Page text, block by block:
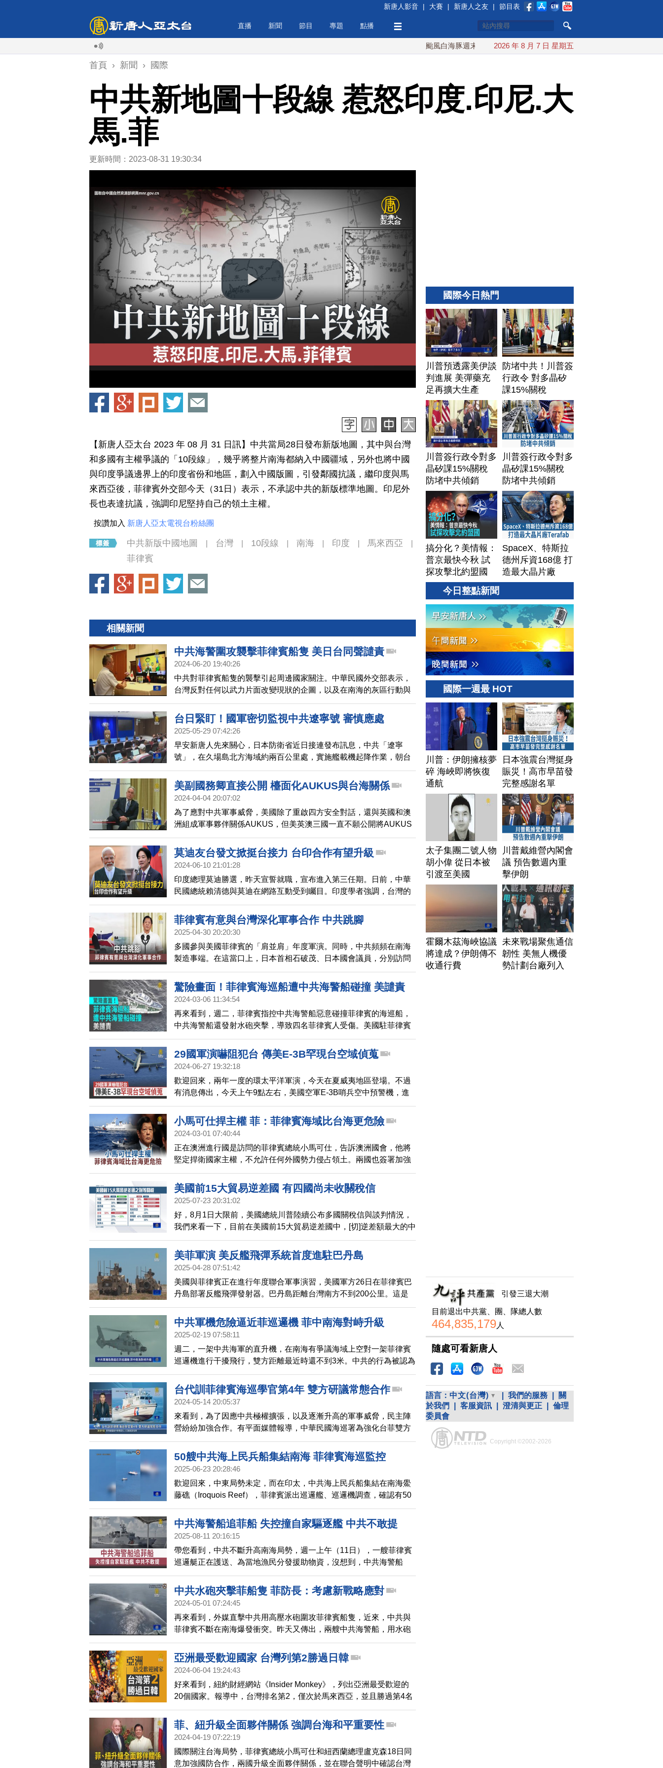
新唐人影音 | 大賽 | 新唐人之友 | 節目表
直播 新聞 節目 專題 點播
颱風白海豚週末最接近台灣 最快9日可能登陸中國
2026 年 8 月 7 日 星期五
首頁 › 新聞 › 國際
中共新地圖十段線 惹怒印度.印尼.大
馬.菲
更新時間：2023-08-31 19:30:34
【新唐人亞太台 2023 年 08 月 31 日訊】中共當局28日發布新版地圖，其中與台灣
和多國有主權爭議的「10段線」，幾乎將整片南海都納入中國疆域，另外也將中國
與印度爭議邊界上的印度省份和地區，劃入中國版圖，引發鄰國抗議，繼印度與馬
來西亞後，菲律賓外交部今天（31日）表示，不承認中共的新版標準地圖。印尼外
長也表達抗議，強調印尼堅持自己的領土主權。
按讚加入 新唐人亞太電視台粉絲團
中共新版中國地圖 台灣 10段線 南海 印度 馬來西亞
菲律賓
相關新聞
中共海警圍攻襲擊菲律賓船隻 美日台同聲譴責
2024-06-20 19:40:26
中共對菲律賓船隻的襲擊引起周邊國家關注。中華民國外交部表示，
台灣反對任何以武力片面改變現狀的企圖，以及在南海的灰區行動與
軍事脅迫。美國國務卿布林肯也與菲律賓外長通話，譴責中共破壞區
域和平穩定，並重申美國根據《共同防禦條約》對菲律賓的堅定承
諾。此外，日本自衛隊統合幕僚長吉田圭秀，也與菲律賓參謀總長進
隊始終站在菲律賓這邊，並將深化與菲律賓及理念相近國家的合作。
台日緊盯！國軍密切監視中共遼寧號 審慎應處
2025-05-29 07:42:26
早安新唐人先來關心，日本防衛省近日接連發布訊息，中共「遼寧
號」，在久場島北方海域約兩百公里處，實施艦載機起降作業，朝台
灣東部外海西太平洋前進。
美副國務卿直接公開 檯面化AUKUS與台海關係
2024-04-04 20:07:02
為了應對中共軍事威脅，美國除了重啟四方安全對話，還與英國和澳
洲組成軍事夥伴關係AUKUS，但美英澳三國一直不願公開將AUKUS
與台海局勢相互連結。不過，美國副國務卿坎貝爾3號罕見表明，
AUKUS的能力，可以促進台海和平穩定。
莫迪友台發文掀挺台接力 台印合作有望升級
2024-06-10 21:01:28
印度總理莫迪勝選，昨天宣誓就職，宣布進入第三任期。日前，中華
民國總統賴清德與莫迪在網路互動受到矚目。印度學者強調，台灣的
自治地位及防衛，都攸關印度利益，雙方的關係應該超越經濟領域。
菲律賓有意與台灣深化軍事合作 中共跳腳
2025-04-30 20:20:30
多國參與美國菲律賓的「肩並肩」年度軍演。同時，中共頻頻在南海
製造事端。在這當口上，日本首相石破茂、日本國會議員，分別訪問
菲律賓與台灣。接著，菲律賓表態準備與台灣深化軍事合作，並正在
洽談軍艦通過台海常態化，被認為菲國在安全戰略出現重大轉變。菲
律賓海軍發言人首次公開承認與台灣的軍事接觸，還透露這意味距聯
涉，要求遵照中共所謂一中原則，停止與台灣官方往來。而早先菲律
賓總統府已發佈通告，要放寬菲律賓官員與台灣交流的嚴格限制，擴
大吸引台灣投資與發展經貿合作的機
驚險畫面！菲律賓海巡船遭中共海警船碰撞 美譴責
2024-03-06 11:34:54
再來看到，週二，菲律賓指控中共海警船惡意碰撞菲律賓的海巡船，
中共海警船還發射水砲夾擊，導致四名菲律賓人受傷。美國駐菲律賓
大使譴責中共的危險行徑。
29國軍演嚇阻犯台 傳美E-3B罕現台空域偵蒐
2024-06-27 19:32:18
歡迎回來，兩年一度的環太平洋軍演，今天在夏威夷地區登場。不過
有消息傳出，今天上午9點左右，美國空軍E-3B哨兵空中預警機，進
入台灣西南空域。中華民國空軍前副司令張延廷中將分析，美軍E-3B
空中預警機很少到台灣空域，如果屬實，可能是要執行戰略廣域偵
蒐。
小馬可仕捍主權 菲：菲律賓海域比台海更危險
2024-03-01 07:40:44
正在澳洲進行國是訪問的菲律賓總統小馬可仕，告訴澳洲國會，他將
堅定捍衛國家主權，不允許任何外國勢力侵占領土。兩國也簽署加強
海上安全合作的協議。另外，菲律賓駐美國大使周三表示，亞洲軍事
衝突真正的爆發點在於西菲律賓海，而不是台灣海峽。
美國前15大貿易逆差國 有四國尚未收關稅信
2025-07-23 20:31:02
好，8月1日大限前，美國總統川普陸續公布多國關稅信與談判情況，
我們來看一下，目前在美國前15大貿易逆差國中，[切]逆差額最大的中
國，目前是已在稀土相關議題上達成協議，預計7月28日將在瑞典進
行談判，最終稅率還沒有公布。另外，歐盟和墨西哥是30%，越南
20%，貿易逆差排名第五的台灣還沒有被公布。日本關稅則是從25%
沒有收到關稅信的國家，包括，台灣、印度、泰國、瑞士，四月份最
初公布的關稅稅率都在26%到36%之間，現在要爭取在8月1日前，達
成貿易
美菲軍演 美反艦飛彈系統首度進駐巴丹島
2025-04-28 07:51:42
美國與菲律賓正在進行年度聯合軍事演習，美國軍方26日在菲律賓巴
丹島部署反艦飛彈發射器。巴丹島距離台灣南方不到200公里。這是
這款新型武器首度部署此地。
中共軍機危險逼近菲巡邏機 菲中南海對峙升級
2025-02-19 07:58:11
週二，一架中共海軍的直升機，在南海有爭議海域上空對一架菲律賓
巡邏機進行干擾飛行，雙方距離最近時還不到3米。中共的行為被認為
是破壞南海穩定行動的升級。
台代訓菲律賓海巡學官第4年 雙方研議常態合作
2024-05-14 20:05:37
來看到，為了因應中共極權擴張，以及逐漸升高的軍事威脅，民主陣
營紛紛加強合作。有平面媒體報導，中華民國海巡署為強化台菲雙方
海事安全等合作，2020年起推動「台菲海巡合作備忘錄」，並且從
2021年起，代訓菲律賓海巡署學官至今，雖然檯面上沒有正式合作關
係，但檯面下互動頻繁。據了解，雙方正在研議逐步建立常態化機
50艘中共海上民兵船集結南海 菲律賓海巡監控
2025-06-23 20:28:46
歡迎回來，中東局勢未定，而在印太，中共海上民兵船集結在南海鱟
藤礁（Iroquois Reef），菲律賓派出巡邏艦、巡邏機調查，確認有50
艘船隻，菲律賓海巡透過無線電警告中共民兵船，但未獲回應。海巡
指出，中共民兵船位置，在巴拉望島外海約130海浬，侵犯菲國專屬
經濟海域主權，將依據國際法，並採取不升高情勢的方式監控應對。
中共海警船追菲船 失控撞自家驅逐艦 中共不敢提
2025-08-11 20:16:15
帶您看到，中共不斷升高南海局勢，週一上午（11日），一艘菲律賓
巡邏艇正在護送、為當地漁民分發援助物資，沒想到，中共海警船
3104號，在黃岩島附近高速追擊菲方巡邏艇，卻不慎撞到自家的中共
海軍驅逐艦「桂林號」164，導致海警船嚴重受損無法航行、人員落
水。菲方當下主動提議協助，但未獲中方船員回應。事發前，中共海
發言人也大器發言，希望受傷的中共海警人員能迅速復原，獲得妥善
治療。不過，中共海警局對於菲媒報導的這起碰撞事件隻字未提。
中共水砲夾擊菲船隻 菲防長：考慮新戰略應對
2024-05-01 07:24:45
再來看到，外媒直擊中共用高壓水砲圍攻菲律賓船隻，近來，中共與
菲律賓不斷在南海爆發衝突。昨天又傳出，兩艘中共海警船，用水砲
夾擊菲律賓海岸防衛隊船隻，導致船身受損，讓南海局勢再度升溫。
菲律賓國防部長週二指出，由於中共當局在南海的挑釁日益猖獗，菲
律賓正在考慮採取新的戰略應對。
亞洲最受歡迎國家 台灣列第2勝過日韓
2024-06-04 19:24:43
好來看到，紐約財經網站《Insider Monkey》，列出亞洲最受歡迎的
20個國家。報導中，台灣排名第2，僅次於馬來西亞，並且勝過第4名
的日本及第6名的韓國。報導指出，台灣是高度發展的自由市場經濟
體，強調台灣是「亞洲最民主的國家」，友善度也名列前茅，對外國
人相當熱情。這些因素，使台灣成為亞洲第二受歡迎的國家。
菲、紐升級全面夥伴關係 強調台海和平重要性
2024-04-19 07:22:19
國際關注台海局勢，菲律賓總統小馬可仕和紐西蘭總理盧克森18日同
意加強國防合作，兩國升級全面夥伴關係，並在聯合聲明中確認台灣
國際今日熱門
川普預透露美伊談
判進展 美彈藥充
足再擴大生產
防堵中共！川普簽
行政令 對多晶矽
課15%關稅
川普簽行政令對多
晶矽課15%關稅
防堵中共傾銷
川普簽行政令對多
晶矽課15%關稅
防堵中共傾銷
搞分化？美情報：
普京最快今秋 試
探攻擊北約盟國
SpaceX、特斯拉
德州斥資168億 打
造最大晶片廠
Terafab
今日整點新聞
國際一週最 HOT
川普：伊朗擁核夢
碎 海峽即將恢復
通航
日本強震台灣挺身
賑災！高市早苗發
完整感謝名單
太子集團二號人物
胡小偉 從日本被
引渡至美國
川普戴維營內閣會
議 預告數週內重
擊伊朗
霍爾木茲海峽協議
將達成？伊朗傳不
收通行費
未來戰場聚焦通信
韌性 美無人機優
勢計劃台廠列入
引發三退大潮
目前退出中共黨、團、隊總人數
464,835,179人
隨處可看新唐人
語言： 中文(台灣) 我們的服務
關
於我們
客服資訊 澄清與更正
倫理
委員會
Copyright ©2002-2026